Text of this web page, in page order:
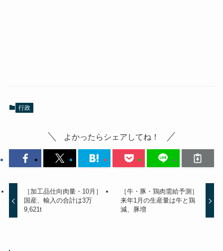
行政
よかったらシェアしてね！
［加工品仕向肉量・10月］
国産、輸入の合計は3万
9,621t
［牛・豚・鶏肉需給予測］
来年1月の生産量は牛と鶏
減、豚増